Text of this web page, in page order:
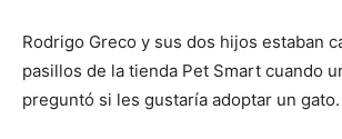
Rodrigo Greco y sus dos hijos estaban
pasillos de la tienda Pet Smart cuando
preguntó si les gustaría adoptar un gato.